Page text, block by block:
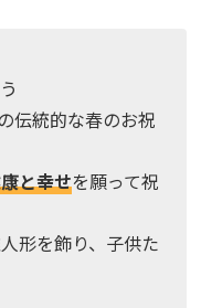
伝統的な春のお祝
と幸せを願って祝
形を飾り、子供た